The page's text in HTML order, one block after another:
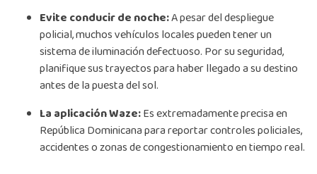
Evite conducir de noche:A pesar del despliegue
policial, muchos vehículos locales pueden tener un
sistema de iluminación defectuoso. Por su seguridad,
planifique sus trayectos para haber llegado a su destino
antes de la puesta del sol.
La aplicación Waze:Es extremadamente precisa en
República Dominicana para reportar controles policiales,
accidentes o zonas de congestionamiento en tiempo real.